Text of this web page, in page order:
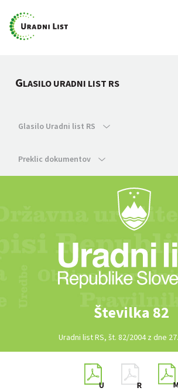
GLASILO URADNI LIST RS
Glasilo Uradni list RS
Preklic dokumentov
Številka 82
Uradni list RS, št. 82/2004 z dne